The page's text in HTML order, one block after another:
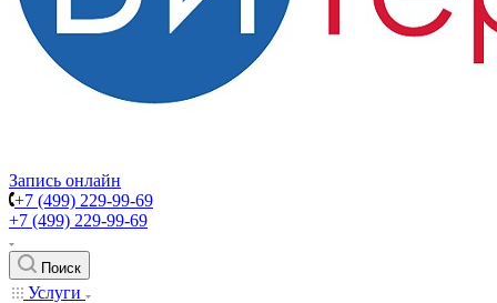
Запись онлайн
+7 (499) 229-99-69
+7 (499) 229-99-69
Поиск
Услуги